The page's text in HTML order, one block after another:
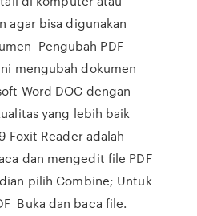
agar bisa digunakan
Pengubah PDF
mengubah dokumen
Word DOC dengan
yang lebih baik
Foxit Reader adalah
dan mengedit file PDF
pilih Combine; Untuk
Buka dan baca file.